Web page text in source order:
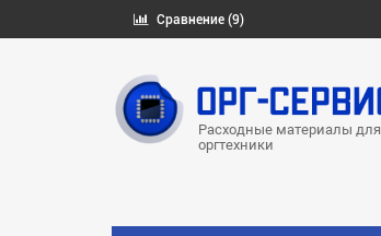
Сравнение (9)
Расходные материалы для
оргтехники